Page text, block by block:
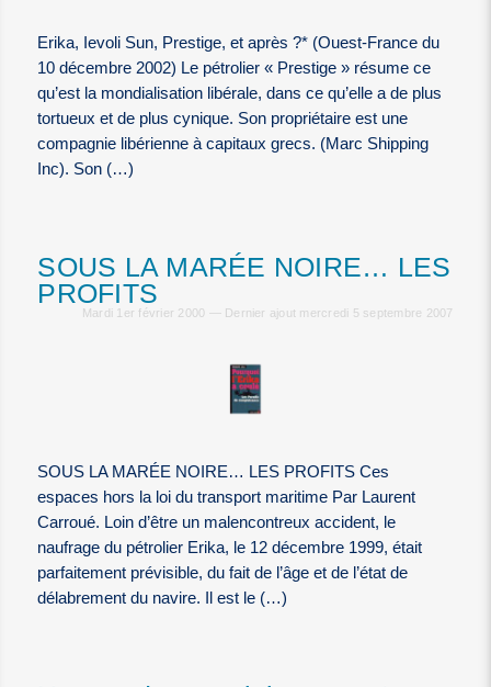
Erika, Ievoli Sun, Prestige, et après ?* (Ouest-France du
10 décembre 2002) Le pétrolier « Prestige » résume ce
qu’est la mondialisation libérale, dans ce qu’elle a de plus
tortueux et de plus cynique. Son propriétaire est une
compagnie libérienne à capitaux grecs. (Marc Shipping
Inc). Son (…)
SOUS LA MARÉE NOIRE… LES
PROFITS
Mardi 1er février 2000 — Dernier ajout mercredi 5 septembre 2007
SOUS LA MARÉE NOIRE… LES PROFITS Ces
espaces hors la loi du transport maritime Par Laurent
Carroué. Loin d’être un malencontreux accident, le
naufrage du pétrolier Erika, le 12 décembre 1999, était
parfaitement prévisible, du fait de l’âge et de l’état de
délabrement du navire. Il est le (…)